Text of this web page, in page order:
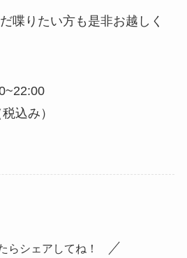
喋りたい方も是非お越しく
込み）
らシェアしてね！